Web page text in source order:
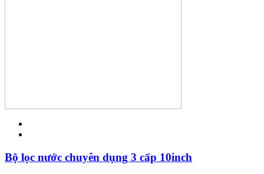
Bộ lọc nước chuyên dụng 3 cấp 10inch